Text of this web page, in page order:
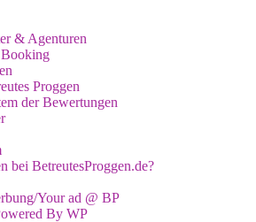
& Agenturen
Booking
Proggen
der Bewertungen
bei BetreutesProggen.de?
Your ad @ BP
By WP